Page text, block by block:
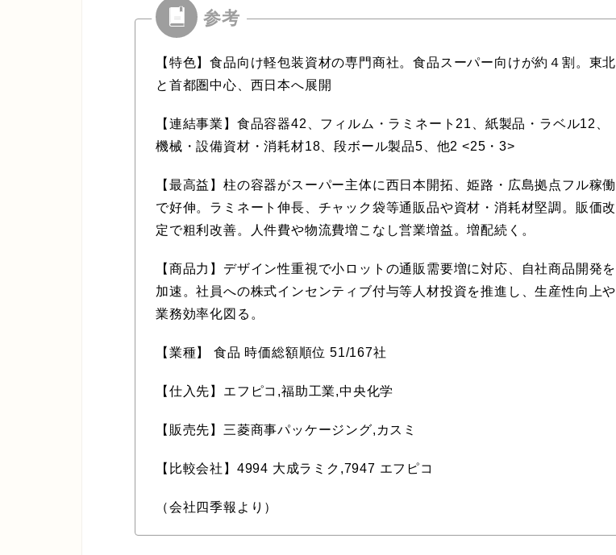
【特色】食品向け軽包装資材の専門商社。食品スーパー向けが約４割。東北
と首都圏中心、西日本へ展開
【連結事業】食品容器42、フィルム・ラミネート21、紙製品・ラベル12、
機械・設備資材・消耗材18、段ボール製品5、他2 <25・3>
【最高益】柱の容器がスーパー主体に西日本開拓、姫路・広島拠点フル稼働
で好伸。ラミネート伸長、チャック袋等通販品や資材・消耗材堅調。販価改
定で粗利改善。人件費や物流費増こなし営業増益。増配続く。
【商品力】デザイン性重視で小ロットの通販需要増に対応、自社商品開発を
加速。社員への株式インセンティブ付与等人材投資を推進し、生産性向上や
業務効率化図る。
【業種】 食品 時価総額順位 51/167社
【仕入先】エフピコ,福助工業,中央化学
【販売先】三菱商事パッケージング,カスミ
【比較会社】4994 大成ラミク,7947 エフピコ
（会社四季報より）